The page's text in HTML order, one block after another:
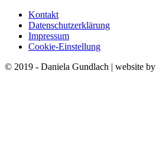
Kontakt
Datenschutzerklärung
Impressum
Cookie-Einstellung
© 2019 - Daniela Gundlach | website by